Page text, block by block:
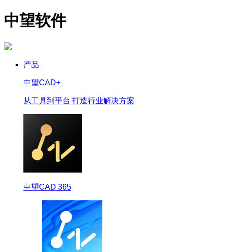
中望软件
产品
中望CAD+
从工具到平台 打造行业解决方案
中望CAD 365